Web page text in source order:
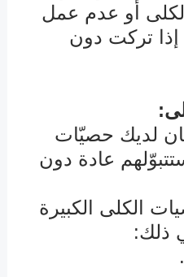
أو عدم عمل
تركت دون
لديك حصيّات
عادة دون
الكلى الكبيرة
ذلك: